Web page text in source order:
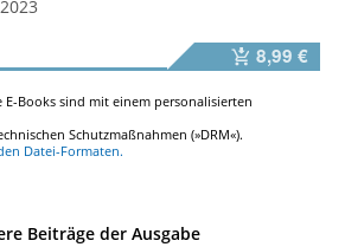
8,99 €
E-Books sind mit einem personalisierten
Schutzmaßnahmen (»DRM«).
Datei-Formaten.
Beiträge der Ausgabe